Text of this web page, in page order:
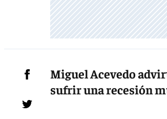
Miguel Acevedo
sufrir una recesión